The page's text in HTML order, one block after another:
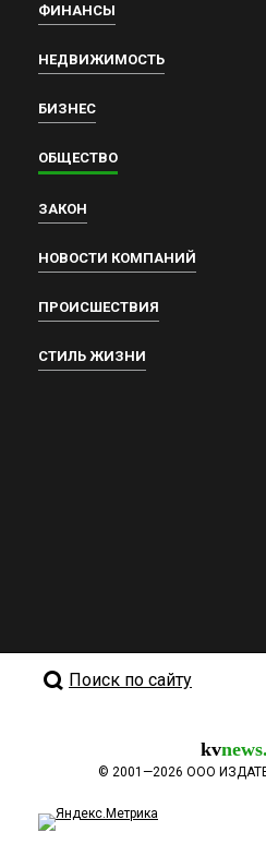
ФИНАНСЫ
НЕДВИЖИМОСТЬ
БИЗНЕС
ОБЩЕСТВО
ЗАКОН
НОВОСТИ КОМПАНИЙ
ПРОИСШЕСТВИЯ
СТИЛЬ ЖИЗНИ
Поиск по сайту
kv
© 2001—2026 ООО